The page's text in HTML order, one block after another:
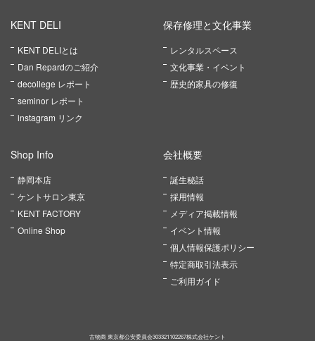
KENT DELI
KENT DELIとは
Dan Repardのご紹介
decollege レポート
seminor レポート
instagram リンク
保存修理と文化事業
レンタルスペース
文化事業・イベント
歴史的家具の修復
Shop Info
静岡本店
ケントサロン東京
KENT FACTORY
Online Shop
会社概要
誕生秘話
採用情報
メディア掲載情報
イベント情報
個人情報保護ポリシー
特定商取引法表示
ご利用ガイド
古物商 東京都公安委員会303321102267株式会社ケント